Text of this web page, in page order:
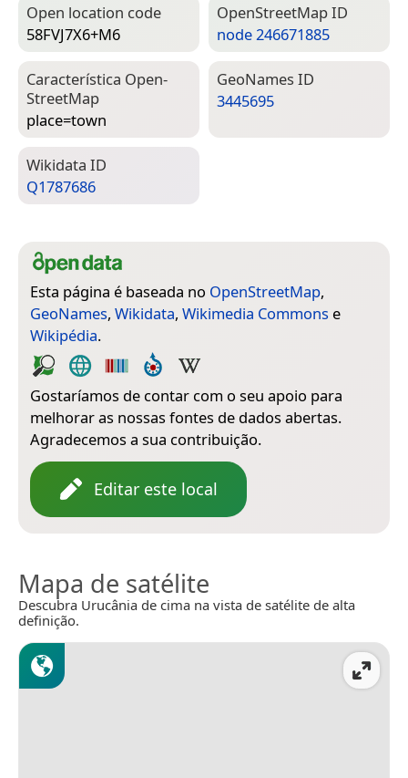
Open location code
58FVJ7X6+M6
Open­Street­Map ID
node 246671885
Característica Open­
Street­Map
place=­town
Geo­Names ID
3445695
Wiki­data ID
Q1787686
Esta página é baseada no OpenStreetMap,
GeoNames, Wikidata, Wikimedia Commons e
Wikipédia.
Gostaríamos de contar com o seu apoio para
melhorar as nossas fontes de dados abertas.
Agradecemos a sua contribuição.
Editar este local
Mapa de satélite
Descubra Urucânia de cima na vista de satélite de alta
definição.